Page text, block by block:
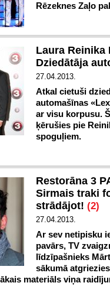
Rēzeknes Zaļo
Laura Reinika
Dziedātāja
27.04.2013.
Atkal cietuši
automašīnas
ar visu korpusu.
ķērušies pie
spoguļiem.
Restorāna 3
Sirmais traki
strādājot! (2)
27.04.2013.
Ar sev netipisku
pavārs, TV
līdzīpašnieks
sākumā
materiāls viņa